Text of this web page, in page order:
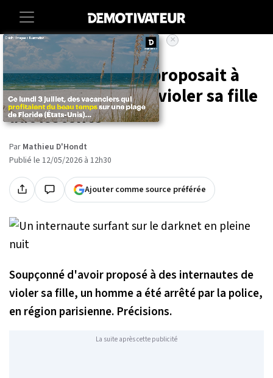
Accueil Societe
Ce père de famille proposait à
des internautes de violer sa fille
adolescente
Par Mathieu D'Hondt
Publié le 12/05/2026 à 12h30
Ajouter comme source préférée
Soupçonné d'avoir proposé à des internautes de
violer sa fille, un homme a été arrêté par la police,
en région parisienne. Précisions.
La suite après cette publicité
×